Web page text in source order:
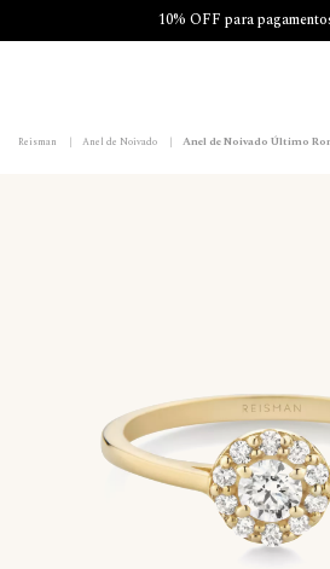
10% OFF para
Reisman | Anel de Noivado | Anel de Noivado Último